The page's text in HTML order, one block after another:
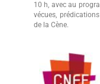
10 h, avec au
vécues,
de la Cène.